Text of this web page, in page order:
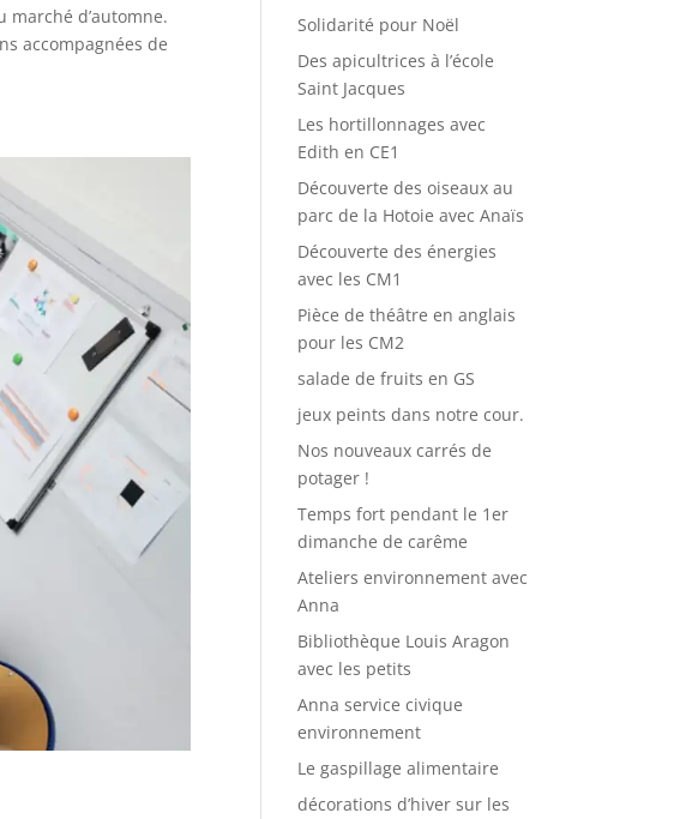
d’automne.
accompagnées de
Solidarité pour Noël
Des apicultrices à l’école
Saint Jacques
Les hortillonnages avec
Edith en CE1
Découverte des oiseaux au
parc de la Hotoie avec Anaïs
Découverte des énergies
avec les CM1
Pièce de théâtre en anglais
pour les CM2
salade de fruits en GS
jeux peints dans notre cour.
Nos nouveaux carrés de
potager !
Temps fort pendant le 1er
dimanche de carême
Ateliers environnement avec
Anna
Bibliothèque Louis Aragon
avec les petits
Anna service civique
environnement
Le gaspillage alimentaire
décorations d’hiver sur les